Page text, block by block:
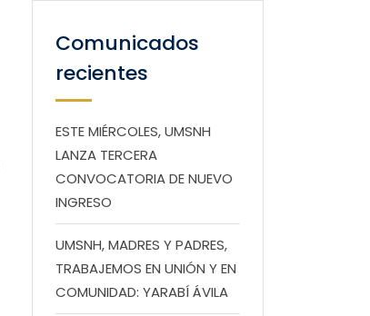
Comunicados
recientes
ESTE MIÉRCOLES, UMSNH
LANZA TERCERA
CONVOCATORIA DE NUEVO
INGRESO
UMSNH, MADRES Y PADRES,
TRABAJEMOS EN UNIÓN Y EN
COMUNIDAD: YARABÍ ÁVILA